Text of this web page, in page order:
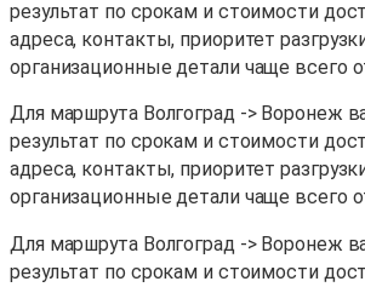
результат по срокам и стоимости
адреса, контакты, приоритет
организационные детали чаще всего
Для маршрута Волгоград -> Воронеж
результат по срокам и стоимости
адреса, контакты, приоритет
организационные детали чаще всего
Для маршрута Волгоград -> Воронеж
результат по срокам и стоимости